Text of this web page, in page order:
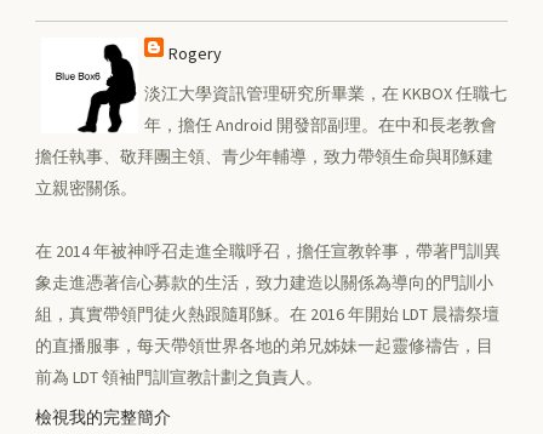
Rogery
淡江大學資訊管理研究所畢業，在 KKBOX 任職七
年，擔任 Android 開發部副理。在中和長老教會
擔任執事、敬拜團主領、青少年輔導，致力帶領生命與耶穌建
立親密關係。
在 2014 年被神呼召走進全職呼召，擔任宣教幹事，帶著門訓異
象走進憑著信心募款的生活，致力建造以關係為導向的門訓小
組，真實帶領門徒火熱跟隨耶穌。在 2016 年開始 LDT 晨禱祭壇
的直播服事，每天帶領世界各地的弟兄姊妹一起靈修禱告，目
前為 LDT 領袖門訓宣教計劃之負責人。
檢視我的完整簡介